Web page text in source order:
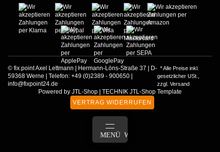
© fix.point Axel Lettmann | Hermann-Löns-Straße 37 | D-
59368 Werne | Telefon: +49 (0)2389 - 900650 |
info@fixpoint24.de
* Alle Preise inkl.
gesetzlicher USt.,
zzgl.Versand
Powered by JTL-Shop
TECHNIK JTL-Shop Template
VERTRAG WIDERRUFEN
MENÜ WARENKORB